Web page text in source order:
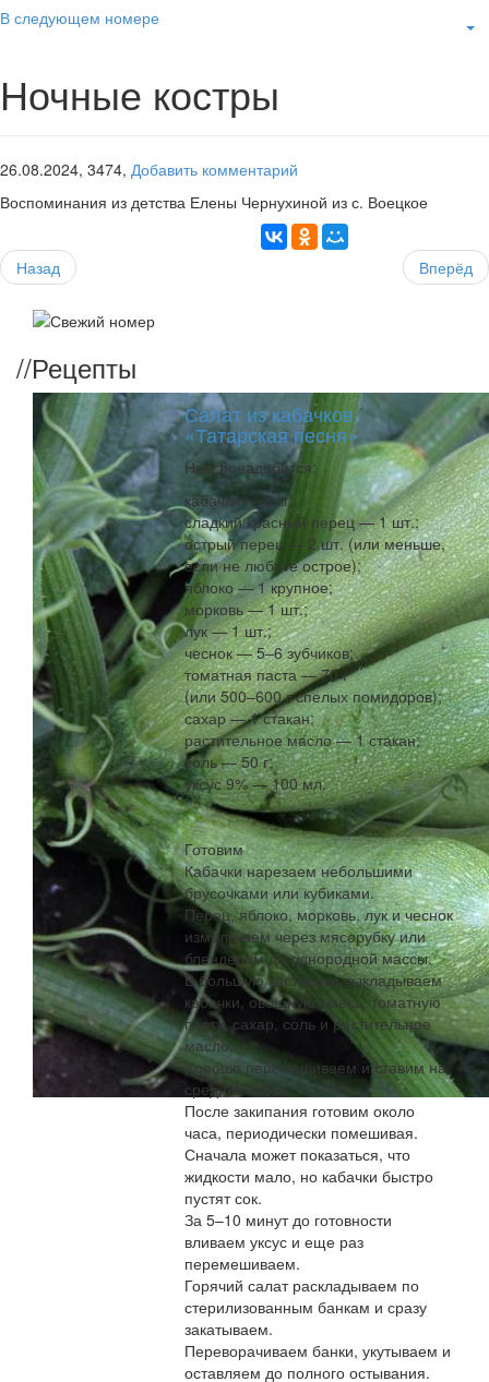
В следующем номере
Ночные костры
26.08.2024, 3474, Добавить комментарий
Воспоминания из детства Елены Чернухиной из с. Воецкое
Назад Вперёд
//Рецепты
Салат из кабачков
«Татарская песня»
Нам понадобится:
кабачки — 2 кг;
сладкий красный перец — 1 шт.;
острый перец — 2 шт. (или меньше,
если не любите острое);
яблоко — 1 крупное;
морковь — 1 шт.;
лук — 1 шт.;
чеснок — 5–6 зубчиков;
томатная паста — 70 г
(или 500–600 г спелых помидоров);
сахар — 1 стакан;
растительное масло — 1 стакан;
соль — 50 г;
уксус 9% — 100 мл.
Готовим
Кабачки нарезаем небольшими
брусочками или кубиками.
Перец, яблоко, морковь, лук и чеснок
измельчаем через мясорубку или
блендером до однородной массы.
В большую кастрюлю выкладываем
кабачки, овощную смесь, томатную
пасту, сахар, соль и растительное
масло.
Хорошо перемешиваем и ставим на
средний огонь.
После закипания готовим около
часа, периодически помешивая.
Сначала может показаться, что
жидкости мало, но кабачки быстро
пустят сок.
За 5–10 минут до готовности
вливаем уксус и еще раз
перемешиваем.
Горячий салат раскладываем по
стерилизованным банкам и сразу
закатываем.
Переворачиваем банки, укутываем и
оставляем до полного остывания.